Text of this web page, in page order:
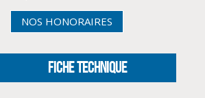
CLIQUER ICI POUR AGRANDIR
NOS HONORAIRES
FICHE TECHNIQUE